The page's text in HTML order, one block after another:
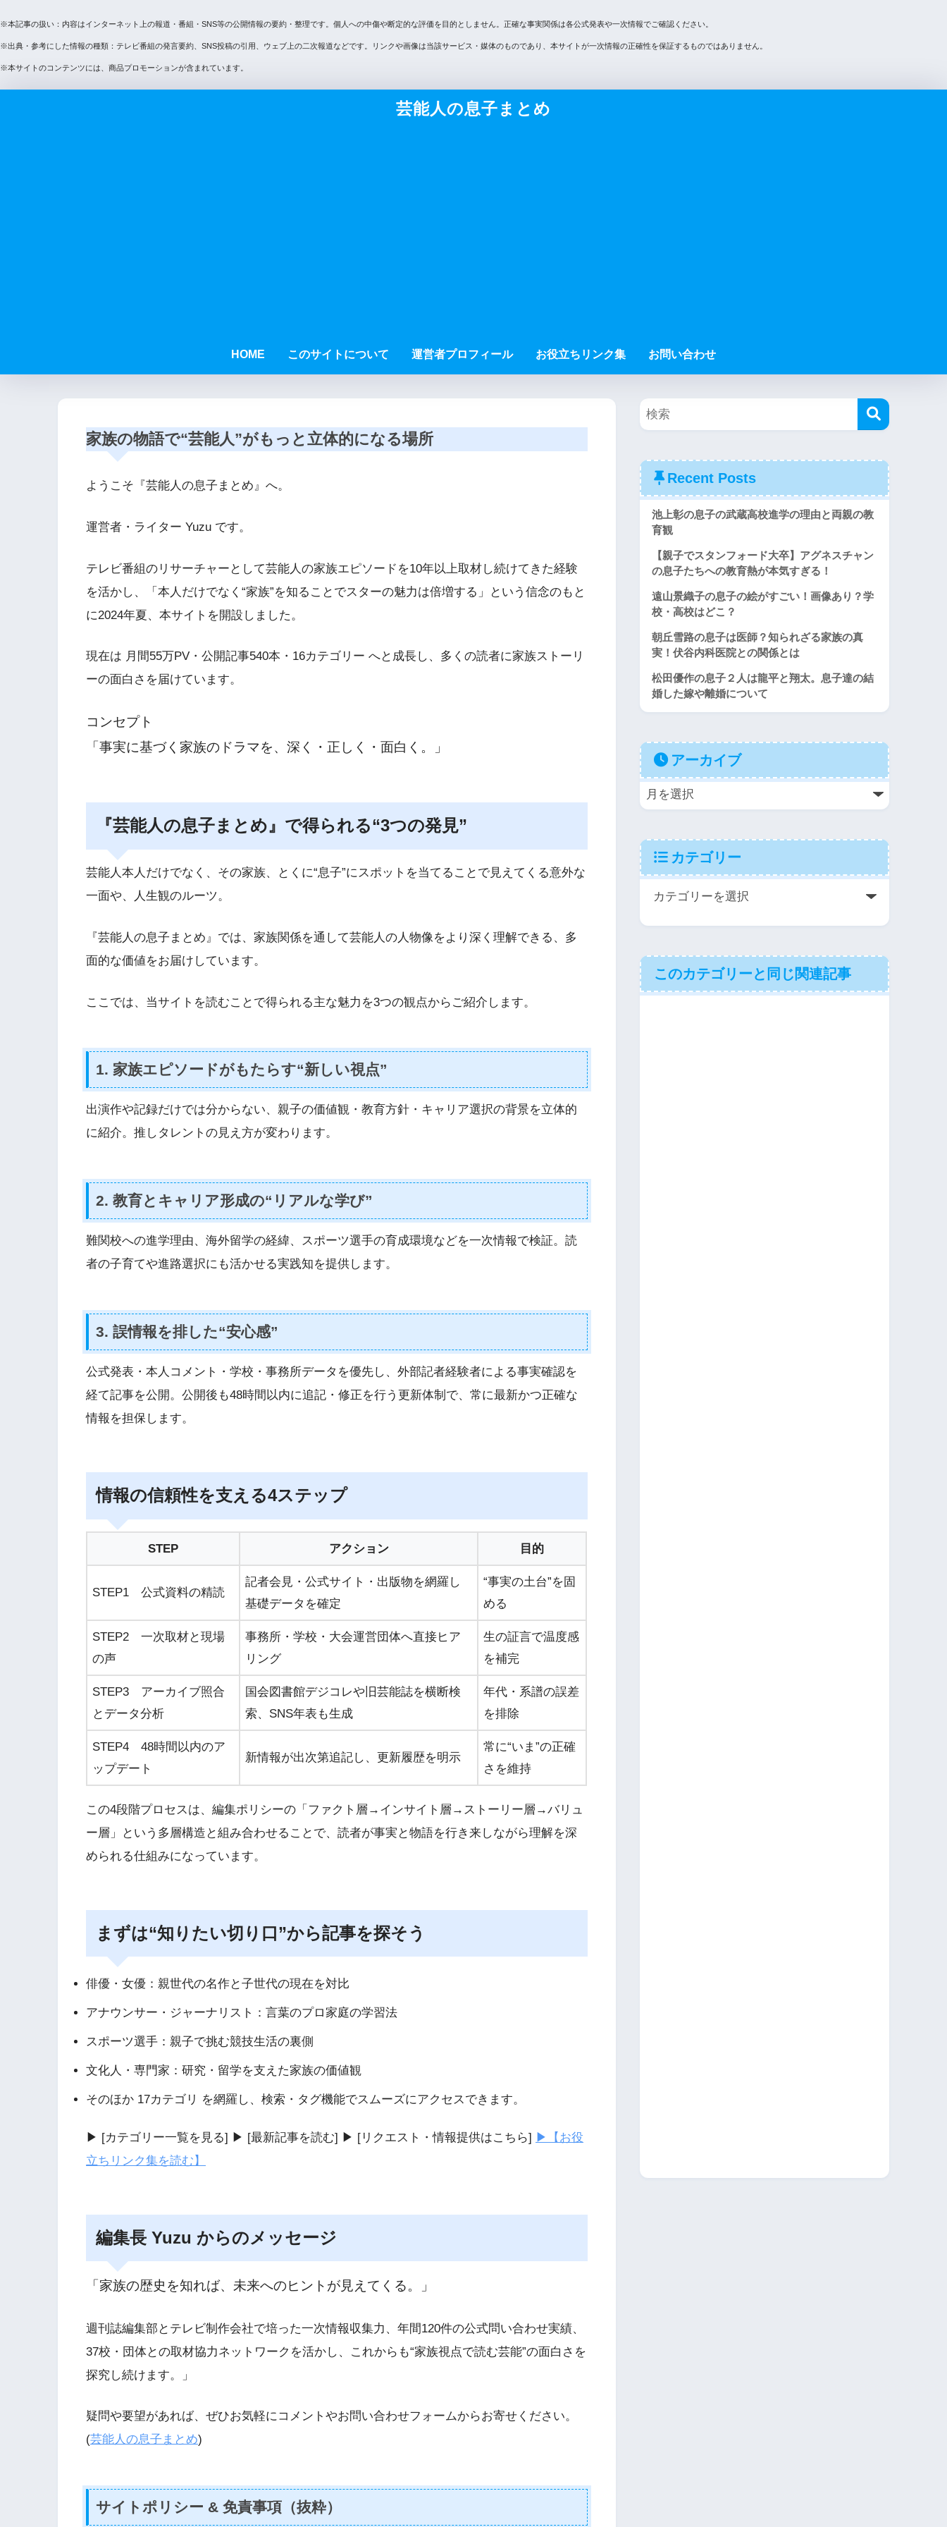
※本記事の扱い：内容はインターネット上の報道・番組・SNS等の公開情報の要約・整理です。個人への中傷や断定的な評価を目的としません。正確な事実関係は各公式発表や一次情報でご確認ください。
※出典・参考にした情報の種類：テレビ番組の発言要約、SNS投稿の引用、ウェブ上の二次報道などです。リンクや画像は当該サービス・媒体のものであり、本サイトが一次情報の正確性を保証するものではありません。
※本サイトのコンテンツには、商品プロモーションが含まれています。
芸能人の息子まとめ
HOME このサイトについて 運営者プロフィール お役立ちリンク集 お問い合わせ
家族の物語で“芸能人”がもっと立体的になる場所
ようこそ『芸能人の息子まとめ』へ。
運営者・ライター Yuzu です。
テレビ番組のリサーチャーとして芸能人の家族エピソードを10年以上取材し続けてきた経験
を活かし、「本人だけでなく“家族”を知ることでスターの魅力は倍増する」という信念のもと
に2024年夏、本サイトを開設しました。
現在は 月間55万PV・公開記事540本・16カテゴリー へと成長し、多くの読者に家族ストーリ
ーの面白さを届けています。
コンセプト
「事実に基づく家族のドラマを、深く・正しく・面白く。」
『芸能人の息子まとめ』で得られる“3つの発見”
芸能人本人だけでなく、その家族、とくに“息子”にスポットを当てることで見えてくる意外な
一面や、人生観のルーツ。
『芸能人の息子まとめ』では、家族関係を通して芸能人の人物像をより深く理解できる、多
面的な価値をお届けしています。
ここでは、当サイトを読むことで得られる主な魅力を3つの観点からご紹介します。
1. 家族エピソードがもたらす“新しい視点”
出演作や記録だけでは分からない、親子の価値観・教育方針・キャリア選択の背景を立体的
に紹介。推しタレントの見え方が変わります。
2. 教育とキャリア形成の“リアルな学び”
難関校への進学理由、海外留学の経緯、スポーツ選手の育成環境などを一次情報で検証。読
者の子育てや進路選択にも活かせる実践知を提供します。
3. 誤情報を排した“安心感”
公式発表・本人コメント・学校・事務所データを優先し、外部記者経験者による事実確認を
経て記事を公開。公開後も48時間以内に追記・修正を行う更新体制で、常に最新かつ正確な
情報を担保します。
情報の信頼性を支える4ステップ
STEP アクション 目的
STEP1 公式資料の精読
記者会見・公式サイト・出版物を網羅し
基礎データを確定
“事実の土台”を固
める
STEP2 一次取材と現場
の声
事務所・学校・大会運営団体へ直接ヒア
リング
生の証言で温度感
を補完
STEP3 アーカイブ照合
とデータ分析
国会図書館デジコレや旧芸能誌を横断検
索、SNS年表も生成
年代・系譜の誤差
を排除
STEP4 48時間以内のア
ップデート
新情報が出次第追記し、更新履歴を明示
常に“いま”の正確
さを維持
この4段階プロセスは、編集ポリシーの「ファクト層→インサイト層→ストーリー層→バリュ
ー層」という多層構造と組み合わせることで、読者が事実と物語を行き来しながら理解を深
められる仕組みになっています。
まずは“知りたい切り口”から記事を探そう
俳優・女優：親世代の名作と子世代の現在を対比
アナウンサー・ジャーナリスト：言葉のプロ家庭の学習法
スポーツ選手：親子で挑む競技生活の裏側
文化人・専門家：研究・留学を支えた家族の価値観
そのほか 17カテゴリ を網羅し、検索・タグ機能でスムーズにアクセスできます。
▶ [カテゴリー一覧を見る] ▶ [最新記事を読む] ▶ [リクエスト・情報提供はこちら] ▶【お役
立ちリンク集を読む】
編集長 Yuzu からのメッセージ
「家族の歴史を知れば、未来へのヒントが見えてくる。」
週刊誌編集部とテレビ制作会社で培った一次情報収集力、年間120件の公式問い合わせ実績、
37校・団体との取材協力ネットワークを活かし、これからも“家族視点で読む芸能”の面白さを
探究し続けます。」
疑問や要望があれば、ぜひお気軽にコメントやお問い合わせフォームからお寄せください。
(芸能人の息子まとめ)
サイトポリシー & 免責事項（抜粋）
Recent Posts
池上彰の息子の武蔵高校進学の理由と両親の教
育観
【親子でスタンフォード大卒】アグネスチャン
の息子たちへの教育熱が本気すぎる！
遠山景織子の息子の絵がすごい！画像あり？学
校・高校はどこ？
朝丘雪路の息子は医師？知られざる家族の真
実！伏谷内科医院との関係とは
松田優作の息子２人は龍平と翔太。息子達の結
婚した嫁や離婚について
アーカイブ
カテゴリー
このカテゴリーと同じ関連記事